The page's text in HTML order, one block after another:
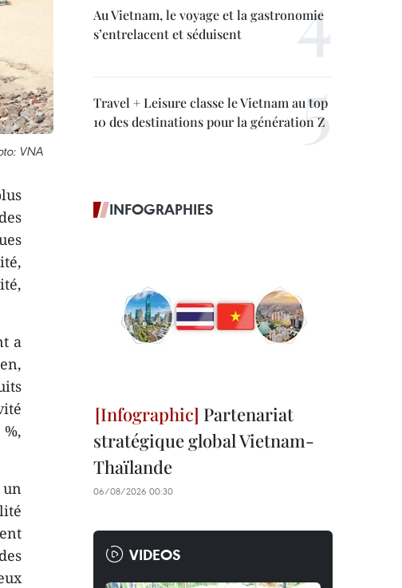
VNA
a
Au Vietnam, le voyage et la gastronomie
s’entrelacent et séduisent
Travel + Leisure classe le Vietnam au top
10 des destinations pour la génération Z
INFOGRAPHIES
Partenariat
stratégique global Vietnam-
Thaïlande
06/08/2026 00:30
VIDEOS